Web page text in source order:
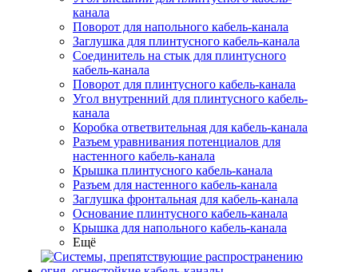
канала
Поворот для напольного кабель-канала
Заглушка для плинтусного кабель-канала
Соединитель на стык для плинтусного
кабель-канала
Поворот для плинтусного кабель-канала
Угол внутренний для плинтусного кабель-
канала
Коробка ответвительная для кабель-канала
Разъем уравнивания потенциалов для
настенного кабель-канала
Крышка плинтусного кабель-канала
Разъем для настенного кабель-канала
Заглушка фронтальная для кабель-канала
Основание плинтусного кабель-канала
Крышка для напольного кабель-канала
Ещё